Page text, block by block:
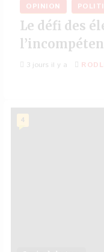
OPINION
Le défi des
3 jours il y a
4